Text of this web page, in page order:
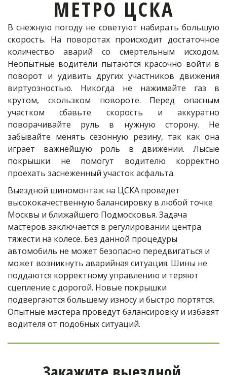
МЕТРО ЦСКА
В снежную погоду не советуют набирать большую
скорость. На поворотах происходит достаточное
количество аварий со смертельным исходом.
Неопытные водители пытаются красочно войти в
поворот и удивить других участников движения
виртуозностью. Никогда не нажимайте газ в
крутом, скользком повороте. Перед опасным
участком сбавьте скорость и аккуратно
поворачивайте руль в нужную сторону. Не
забывайте менять сезонную резину, так как она
играет важнейшую роль в движении. Лысые
покрышки не помогут водителю корректно
проехать заснеженный участок асфальта.
Выездной шиномонтаж на ЦСКА проведет
высококачественную балансировку в любой точке
Москвы и ближайшего Подмосковья. Задача
мастеров заключается в регулировании центра
тяжести на колесе. Без данной процедуры
автомобиль не может безопасно передвигаться и
может возникнуть аварийная ситуация. Шины не
поддаются корректному управлению и теряют
сцепление с дорогой. Новые покрышки
подвергаются большему износу и быстро портятся.
Опытные мастера проведут балансировку и избавят
водителя от подобных ситуаций.